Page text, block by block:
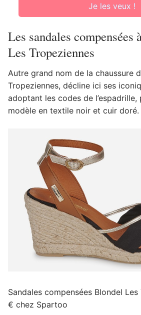
Je les veux !
Les sandales compensées
Les Tropeziennes
Autre grand nom de la chaussure
Tropeziennes, décline ici ses
adoptant les codes de
modèle en textile noir et cuir doré.
Sandales compensées Blondel Les
€ chez Spartoo